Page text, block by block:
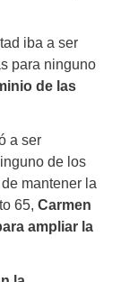
iba a ser
para ninguno
de las
a ser
de los
mantener la
65, Carmen
ampliar la